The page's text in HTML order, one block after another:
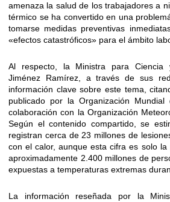
amenaza la salud de los trabajadores a
térmico se ha convertido en una
tomarse medidas preventivas
«efectos catastróficos» para el ámbito
Al respecto, la Ministra para Ciencia
Jiménez Ramírez, a través de sus
información clave sobre este tema,
publicado por la Organización
colaboración con la Organización
Según el contenido compartido, se
registran cerca de 23 millones de
con el calor, aunque esta cifra es solo
aproximadamente 2.400 millones de
expuestas a temperaturas extremas
La información reseñada por la